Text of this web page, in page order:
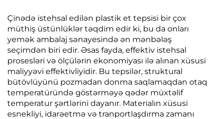
Çinədə istehsal edilən plastik et tepsisi bir çox
müthiş üstünlüklər təqdim edir ki, bu da onları
yemək ambalaj sənayesində ən mənbələş
seçimdən biri edir. Əsas fayda, effektiv istehsal
prosesləri və ölçülərin ekonomiyası ilə alınan xüsusi
maliyyəvi effektivliyidir. Bu tepsilər, struktural
bütövlüyünü pozmadan donma saqlamaqdan otaq
temperatüründə göstərməyə qədər müxtəlif
temperatur şərtlərini dayanır. Materialın xüsusi
esnekliyi, idarəetmə və tranportlaşdırma zamanı